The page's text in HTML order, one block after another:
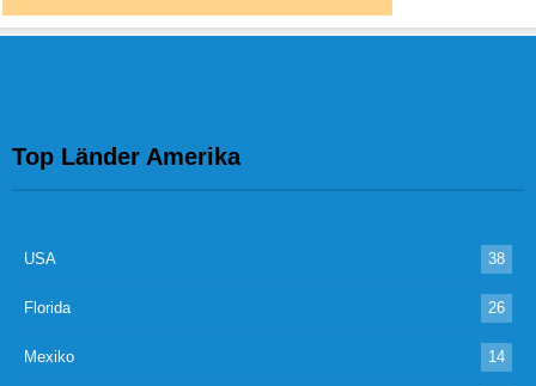
Top Länder Amerika
USA 38
Florida 26
Mexiko 14